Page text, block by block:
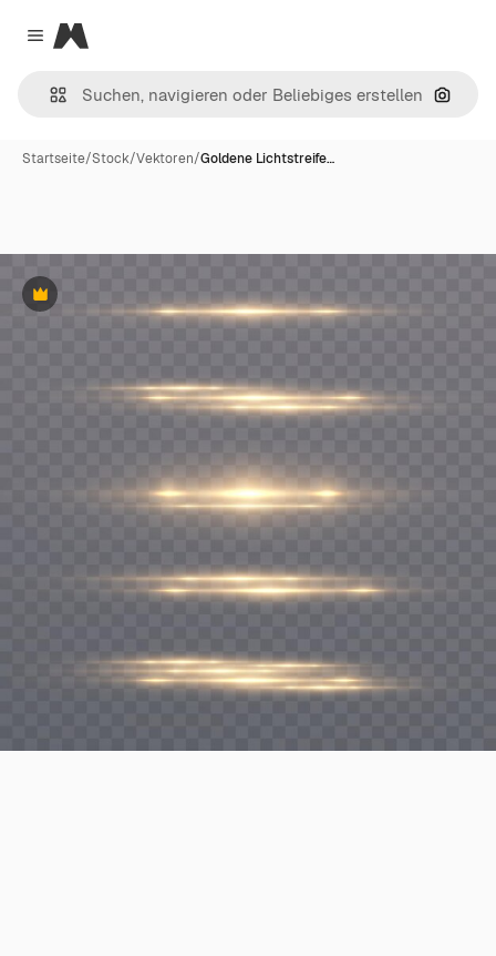
Close menu
Magnific
Nach
Startseite/Stock/Vektoren/Goldene Lichtstreife…
Premium